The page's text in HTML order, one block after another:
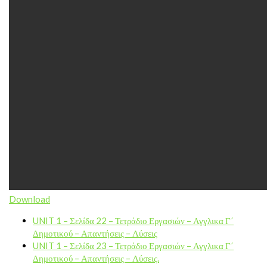
Download
UNIT 1 – Σελίδα 22 – Τετράδιο Εργασιών – Αγγλικα Γ΄
Δημοτικού – Απαντήσεις – Λύσεις
UNIT 1 – Σελίδα 23 – Τετράδιο Εργασιών – Αγγλικα Γ΄
Δημοτικού – Απαντήσεις – Λύσεις.